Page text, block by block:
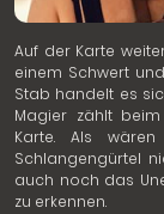
Auf der Karte
einem Schwert
Stab handelt es
Magier zählt
Karte. Als
Schlangengürtel
auch noch das
zu erkennen.